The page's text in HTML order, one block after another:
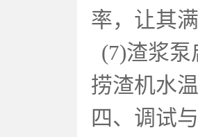
率，让其
(7)渣浆泵
捞渣机水
四、调试